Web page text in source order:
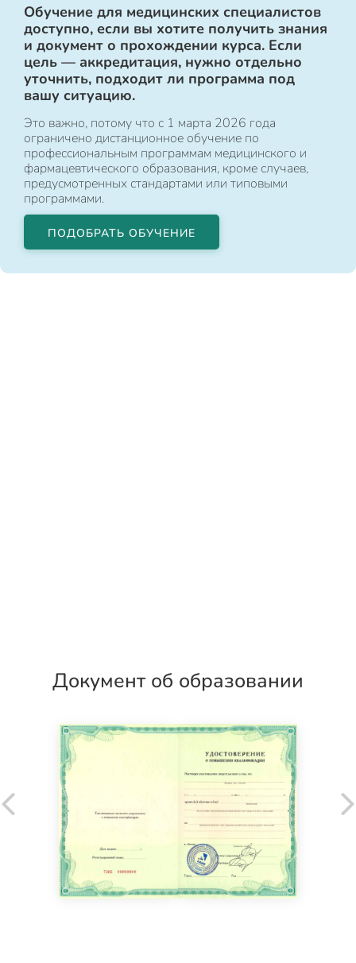
Обучение для медицинских специалистов
доступно, если вы хотите получить знания
и документ о прохождении курса. Если
цель — аккредитация, нужно отдельно
уточнить, подходит ли программа под
вашу ситуацию.
Это важно, потому что с 1 марта 2026 года
ограничено дистанционное обучение по
профессиональным программам медицинского и
фармацевтического образования, кроме случаев,
предусмотренных стандартами или типовыми
программами.
ПОДОБРАТЬ ОБУЧЕНИЕ
Документ об образовании